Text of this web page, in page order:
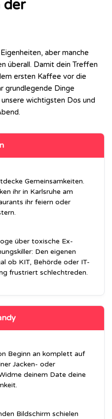
der
aber manche
überall. Damit dein Treffen
ersten Kaffee vor die
grundlegende Dinge
wichtigsten Dos und
Gemeinsamkeiten.
ihr in Karlsruhe am
ihr feiern oder
über toxische Ex-
Den eigenen
ob KIT, Behörde oder IT-
frustriert schlechtreden.
Beginn an komplett auf
Jacken- oder
deinem Date deine
Bildschirm schielen